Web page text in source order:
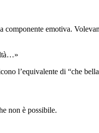
emotiva.
l’equivalente di “che
non è possibile.